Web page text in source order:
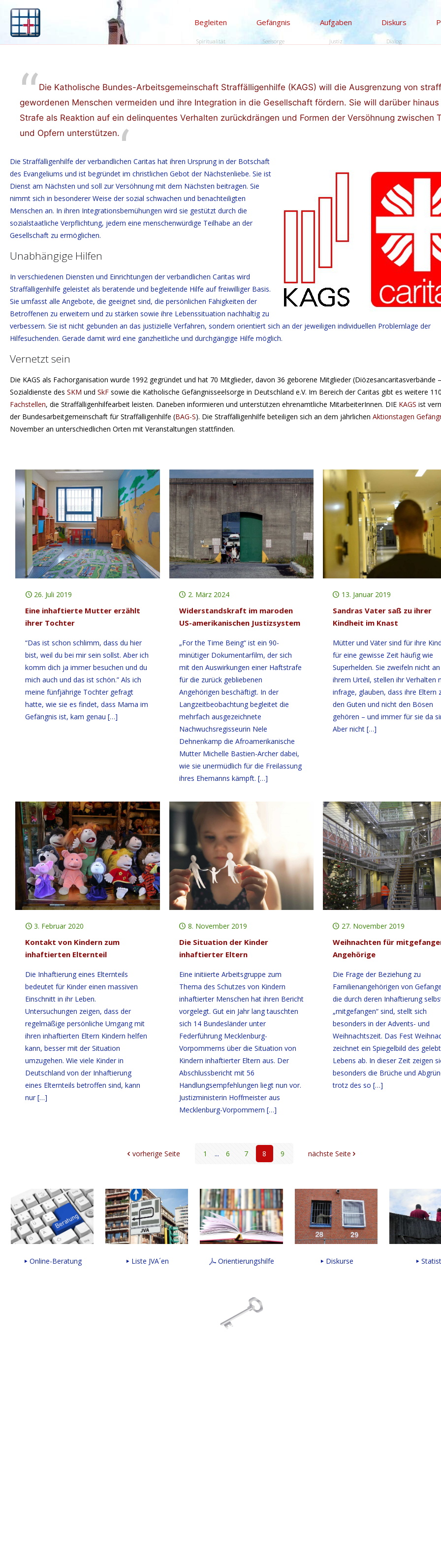
Begleiten
Spiritualität
Gefängnis
Seelsorge
Aufgaben
Justiz
Diskurs
Dialog
Die Katholische Bundes-Arbeitsgemeinschaft Straffälligenhilfe (KAGS) will die Ausgrenzung von
gewordenen Menschen vermeiden und ihre Integration in die Gesellschaft fördern. Sie will darüber hinaus
Strafe als Reaktion auf ein delinquentes Verhalten zurückdrängen und Formen der Versöhnung zwischen
und Opfern unterstützen.
Die Straffälligenhilfe der verbandlichen Caritas hat ihren Ursprung in der Botschaft
des Evangeliums und ist begründet im christlichen Gebot der Nächstenliebe. Sie ist
Dienst am Nächsten und soll zur Versöhnung mit dem Nächsten beitragen. Sie
nimmt sich in besonderer Weise der sozial schwachen und benachteiligten
Menschen an. In ihren Integrationsbemühungen wird sie gestützt durch die
sozialstaatliche Verpflichtung, jedem eine menschenwürdige Teilhabe an der
Gesellschaft zu ermöglichen.
Unabhängige Hilfen
In verschiedenen Diensten und Einrichtungen der verbandlichen Caritas wird
Straffälligenhilfe geleistet als beratende und begleitende Hilfe auf freiwilliger Basis.
Sie umfasst alle Angebote, die geeignet sind, die persönlichen Fähigkeiten der
Betroffenen zu erweitern und zu stärken sowie ihre Lebenssituation nachhaltig zu
verbessern. Sie ist nicht gebunden an das justizielle Verfahren, sondern orientiert sich an der jeweiligen individuellen Problemlage der
Hilfesuchenden. Gerade damit wird eine ganzheitliche und durchgängige Hilfe möglich.
Vernetzt sein
Die KAGS als Fachorganisation wurde 1992 gegründet und hat 70 Mitglieder, davon 36 geborene Mitglieder (Diözesancaritasverbände
Sozialdienste des SKM und SkFsowie die Katholische Gefängnisseelsorge in Deutschland e.V. Im Bereich der Caritas gibt es weitere
Fachstellen, die Straffälligenhilfearbeit leisten. Daneben informieren und unterstützen ehrenamtliche MitarbeiterInnen. DIE KAGS ist
der Bundesarbeitgemeinschaft für Straffälligenhilfe (BAG-S). Die Straffälligenhilfe beteiligen sich an dem jährlichen Aktionstagen
November an unterschiedlichen Orten mit Veranstaltungen stattfinden.
26. Juli 2019
Eine inhaftierte Mutter erzählt
ihrer Tochter
“Das ist schon schlimm, dass du hier
bist, weil du bei mir sein sollst. Aber ich
komm dich ja immer besuchen und du
mich auch und das ist schön.” Als ich
meine fünfjährige Tochter gefragt
hatte, wie sie es findet, dass Mama im
Gefängnis ist, kam genau […]
2. März 2024
Widerstandskraft im maroden
US-amerikanischen Justizsystem
„For the Time Being“ ist ein 90-
minütiger Dokumentarfilm, der sich
mit den Auswirkungen einer Haftstrafe
für die zurück gebliebenen
Angehörigen beschäftigt. In der
Langzeitbeobachtung begleitet die
mehrfach ausgezeichnete
Nachwuchsregisseurin Nele
Dehnenkamp die Afroamerikanische
Mutter Michelle Bastien-Archer dabei,
wie sie unermüdlich für die Freilassung
ihres Ehemanns kämpft. […]
13. Januar 2019
Sandras Vater saß zu ihrer
Kindheit im Knast
Mütter und Väter sind für ihre
für eine gewisse Zeit häufig wie
Superhelden. Sie zweifeln nicht an
ihrem Urteil, stellen ihr Verhalten
infrage, glauben, dass ihre Eltern
den Guten und nicht den Bösen
gehören – und immer für sie da
Aber nicht[…]
3. Februar 2020
Kontakt von Kindern zum
inhaftierten Elternteil
Die Inhaftierung eines Elternteils
bedeutet für Kinder einen massiven
Einschnitt in ihr Leben.
Untersuchungen zeigen, dass der
regelmäßige persönliche Umgang mit
ihren inhaftierten Eltern Kindern helfen
kann, besser mit der Situation
umzugehen. Wie viele Kinder in
Deutschland von der Inhaftierung
eines Elternteils betroffen sind, kann
nur […]
8. November 2019
Die Situation der Kinder
inhaftierter Eltern
Eine initiierte Arbeitsgruppe zum
Thema des Schutzes von Kindern
inhaftierter Menschen hat ihren Bericht
vorgelegt. Gut ein Jahr lang tauschten
sich 14 Bundesländer unter
Federführung Mecklenburg-
Vorpommerns über die Situation von
Kindern inhaftierter Eltern aus. Der
Abschlussbericht mit 56
Handlungsempfehlungen liegt nun vor.
Justizministerin Hoffmeister aus
Mecklenburg-Vorpommern […]
27. November 2019
Weihnachten für
Angehörige
Die Frage der Beziehung zu
Familienangehörigen von
die durch deren Inhaftierung
„mitgefangen“ sind, stellt sich
besonders in der Advents- und
Weihnachtszeit. Das Fest
zeichnet ein Spiegelbild des
Lebens ab. In dieser Zeit zeigen
besonders die Brüche und
trotz des so […]
vorherige Seite 1 ... 6 7 8 9 nächste Seite
Online-Beratung Liste JVA´en Orientierungshilfe Diskurse